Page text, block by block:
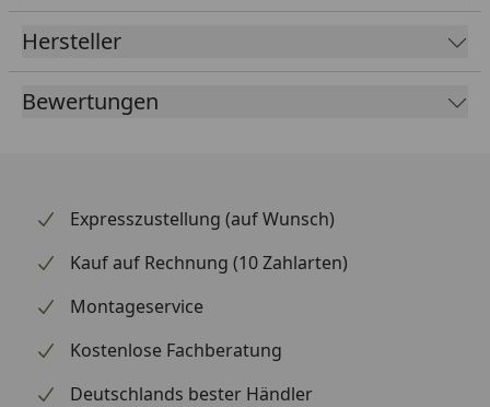
rutschfest durch Gummifüße
inkl. Anleitung mit Tipps und Tricks für das
Hersteller
Bewertungen
Expresszustellung (auf Wunsch)
Kauf auf Rechnung (10 Zahlarten)
Montageservice
Kostenlose Fachberatung
Deutschlands bester Händler